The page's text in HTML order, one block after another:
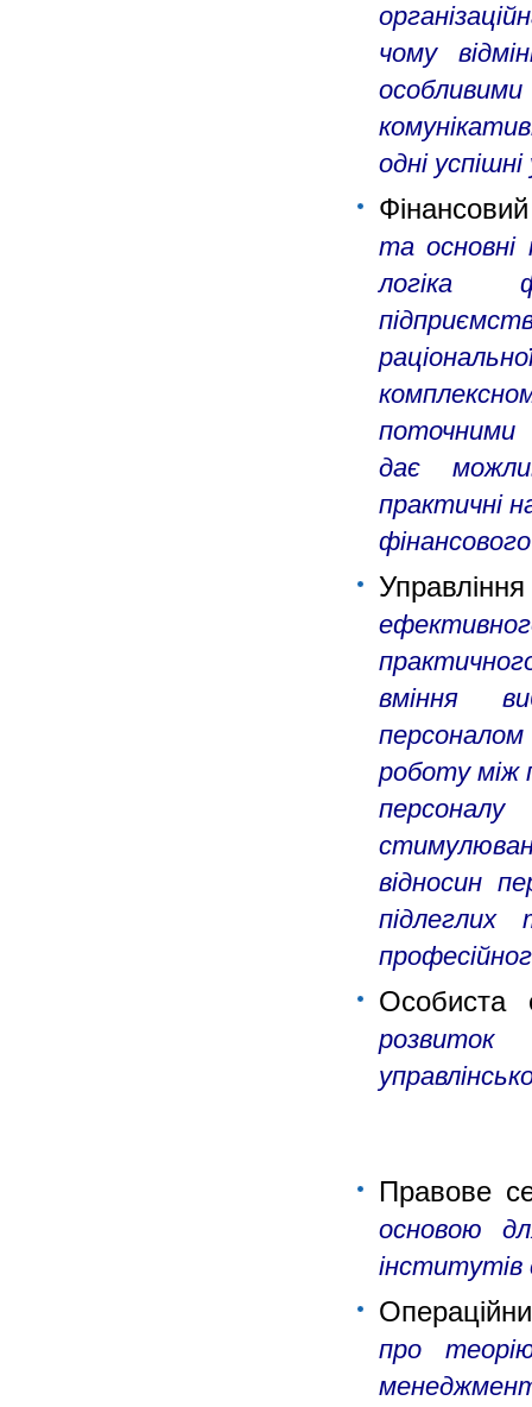
чому
одні
та основні
логіка
поточними
дає
практичні
вміння
персоналом
роботу між
відносин
Особиста
розвиток
Правове
основою
інститутів
про